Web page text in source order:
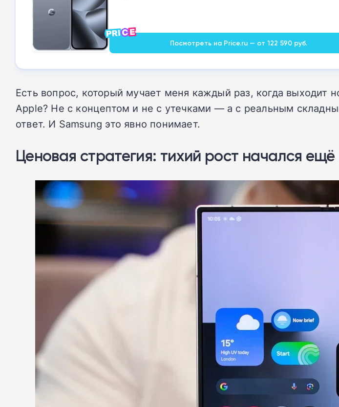
Посмотреть на Price.ru — от 122 590 руб.
Есть вопрос, который мучает меня каждый раз, когда выходит
Apple? Не с концептом и не с утечками — а с реальным
ответ. И Samsung это явно понимает.
Ценовая стратегия: тихий рост начался